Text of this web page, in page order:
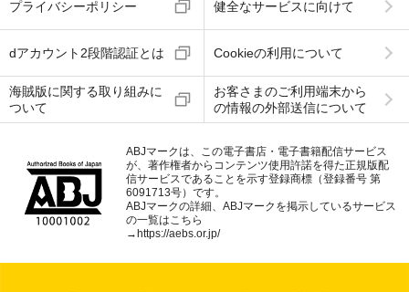
プライバシーポリシー 健全なサービスに向けて
dアカウント2段階認証とは Cookieの利用について
海賊版に関する取り組みに
ついて
お客さまのご利用端末から
の情報の外部送信について
ABJマークは、この電子書店・電子書籍配信サービス
が、著作権者からコンテンツ使用許諾を得た正規版配
信サービスであることを示す登録商標（登録番号 第
6091713号）です。
ABJマークの詳細、ABJマークを掲示しているサービス
の一覧はこちら
→ https://aebs.or.jp/